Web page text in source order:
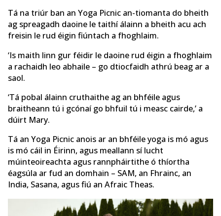
Tá na triúr ban an Yoga Picnic an-tiomanta do bheith
ag spreagadh daoine le taithí álainn a bheith acu ach
freisin le rud éigin fiúntach a fhoghlaim.
‘Is maith linn gur féidir le daoine rud éigin a fhoghlaim
a rachaidh leo abhaile – go dtiocfaidh athrú beag ar a
saol.
‘Tá pobal álainn cruthaithe ag an bhféile agus
braitheann tú i gcónaí go bhfuil tú i measc cairde,’ a
dúirt Mary.
Tá an Yoga Picnic anois ar an bhféile yoga is mó agus
is mó cáil in Éirinn, agus meallann sí lucht
múinteoireachta agus rannpháirtithe ó thíortha
éagsúla ar fud an domhain – SAM, an Fhrainc, an
India, Sasana, agus fiú an Afraic Theas.